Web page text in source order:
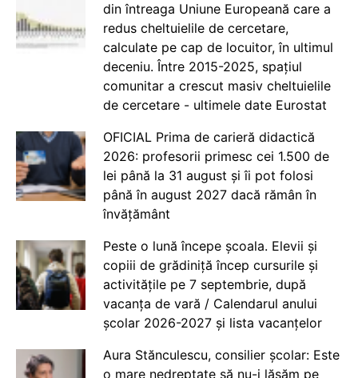
din întreaga Uniune Europeană care a
redus cheltuielile de cercetare,
calculate pe cap de locuitor, în ultimul
deceniu. Între 2015-2025, spațiul
comunitar a crescut masiv cheltuielile
de cercetare - ultimele date Eurostat
OFICIAL Prima de carieră didactică
2026: profesorii primesc cei 1.500 de
lei până la 31 august și îi pot folosi
până în august 2027 dacă rămân în
învățământ
Peste o lună începe școala. Elevii și
copiii de grădiniță încep cursurile și
activitățile pe 7 septembrie, după
vacanța de vară / Calendarul anului
școlar 2026-2027 și lista vacanțelor
Aura Stănculescu, consilier școlar: Este
o mare nedreptate să nu-i lăsăm pe